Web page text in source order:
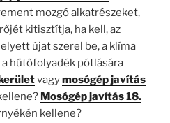
mozgó alkatrészeket,
kitisztítja, ha kell, az
újat szerel be, a klíma
hűtőfolyadék pótlására
vagymosógép javítás
Mosógép javítás 18.
kellene?